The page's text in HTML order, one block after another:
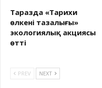
Таразда «Тарихи
өлкенің тазалығы»
экологиялық акциясы
өтті
PREV NEXT